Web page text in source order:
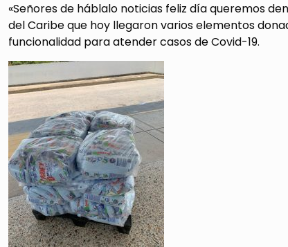
«Señores de háblalo noticias feliz día queremos
del Caribe que hoy llegaron varios elementos
funcionalidad para atender casos de Covid-19.